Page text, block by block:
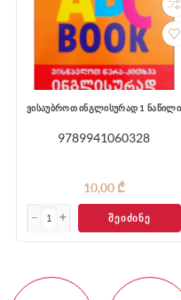
ვისაუბროთ ინგლისურად 1 ნაწილი
9789941060328
10,00 ₾
ᲨᲔᲘᲫᲘᲜᲔ